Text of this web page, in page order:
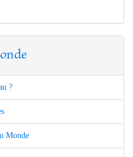
?
Monde